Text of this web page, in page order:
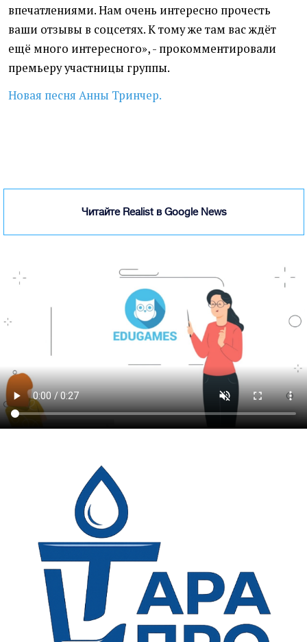
впечатлениями. Нам очень интересно прочесть
ваши отзывы в соцсетях. К тому же там вас ждёт
ещё много интересного», - прокомментировали
премьеру участницы группы.
Новая песня Анны Тринчер.
Читайте Realist в Google News